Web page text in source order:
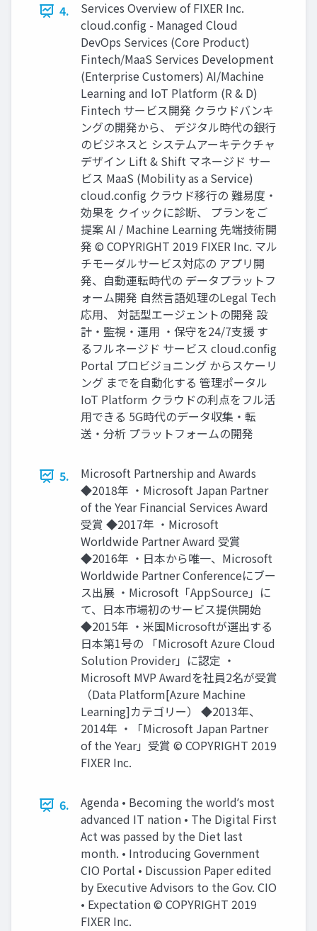
4.
Services Overview of FIXER Inc.
cloud.config - Managed Cloud
DevOps Services (Core Product)
Fintech/MaaS Services Development
(Enterprise Customers) AI/Machine
Learning and IoT Platform (R & D)
Fintech サービス開発 クラウドバンキ
ングの開発から、 デジタル時代の銀⾏
のビジネスと システムアーキテクチャ
デザイン Lift & Shift マネージド サー
ビス MaaS (Mobility as a Service)
cloud.config クラウド移⾏の 難易度・
効果を クイックに診断、 プランをご
提案 AI / Machine Learning 先端技術開
発 © COPYRIGHT 2019 FIXER Inc. マル
チモーダルサービス対応の アプリ開
発、⾃動運転時代の データプラットフ
ォーム開発 ⾃然⾔語処理のLegal Tech
応⽤、 対話型エージェントの開発 設
計・監視・運⽤ ・保守を24/7⽀援 す
るフルネージド サービス cloud.config
Portal プロビジョニング からスケーリ
ング までを⾃動化する 管理ポータル
IoT Platform クラウドの利点をフル活
⽤できる 5G時代のデータ収集・転
送・分析 プラットフォームの開発
5.
Microsoft Partnership and Awards
◆2018年 ・Microsoft Japan Partner
of the Year Financial Services Award
受賞 ◆2017年 ・Microsoft
Worldwide Partner Award 受賞
◆2016年 ・⽇本から唯⼀、Microsoft
Worldwide Partner Conferenceにブー
ス出展 ・Microsoft「AppSource」に
て、⽇本市場初のサービス提供開始
◆2015年 ・⽶国Microsoftが選出する
⽇本第1号の 「Microsoft Azure Cloud
Solution Provider」に認定 ・
Microsoft MVP Awardを社員2名が受賞
（Data Platform[Azure Machine
Learning]カテゴリー） ◆2013年、
2014年 ・「Microsoft Japan Partner
of the Year」受賞 © COPYRIGHT 2019
FIXER Inc.
6.
Agenda • Becoming the worldʼs most
advanced IT nation • The Digital First
Act was passed by the Diet last
month. • Introducing Government
CIO Portal • Discussion Paper edited
by Executive Advisors to the Gov. CIO
• Expectation © COPYRIGHT 2019
FIXER Inc.